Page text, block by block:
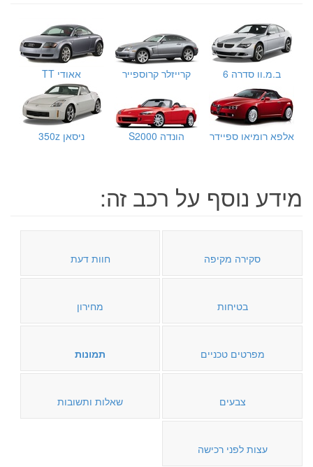
ב.מ.וו סדרה 6 קרייזלר קרוספייר אאודי TT
אלפא רומיאו ספיידר הונדה S2000 ניסאן 350z
מידע נוסף על רכב זה:
סקירה מקיפה חוות דעת
בטיחות מחירון
מפרטים טכניים תמונות
צבעים שאלות ותשובות
עצות לפני רכישה